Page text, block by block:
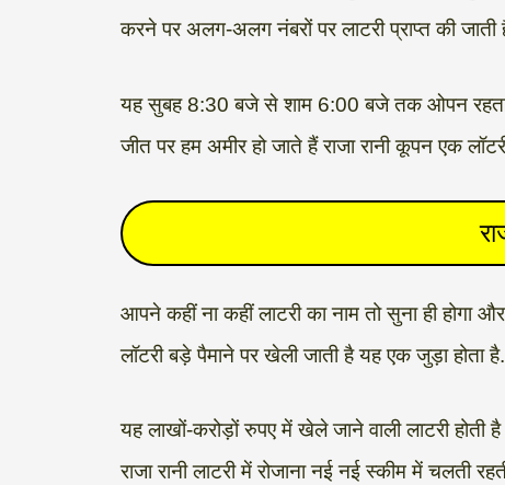
करने पर अलग-अलग नंबरों पर लाटरी प्राप्त की जाती
यह सुबह 8:30 बजे से शाम 6:00 बजे तक ओपन रहता
जीत पर हम अमीर हो जाते हैं राजा रानी कूपन एक
आपने कहीं ना कहीं लाटरी का नाम तो सुना ही होगा
लॉटरी बड़े पैमाने पर खेली जाती है यह एक जुड़ा होता है.
यह लाखों-करोड़ों रुपए में खेले जाने वाली लाटरी होती
राजा रानी लाटरी में रोजाना नई नई स्कीम में चलती